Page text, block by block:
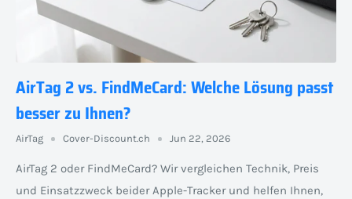
AirTag 2 vs. FindMeCard: Welche Lösung passt
besser zu Ihnen?
AirTag Cover-Discount.ch Jun 22, 2026
AirTag 2 oder FindMeCard? Wir vergleichen Technik, Preis
und Einsatzzweck beider Apple-Tracker und helfen Ihnen,